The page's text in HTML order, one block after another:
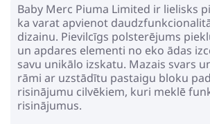
Baby Merc Piuma Limited ir lielisks
ka varat apvienot
dizainu. Pievilcīgs polsterējums
un apdares elementi no eko ādas
savu unikālo izskatu. Mazais svars
rāmi ar uzstādītu pastaigu bloku
risinājumu cilvēkiem, kuri meklē
risinājumus.